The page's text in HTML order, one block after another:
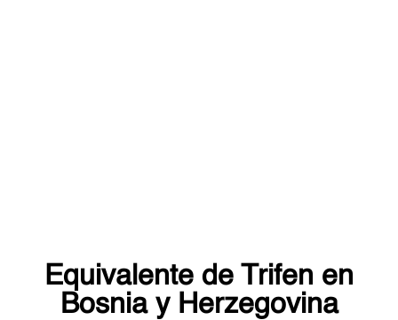
Equivalente de Trifen en
Bosnia y Herzegovina